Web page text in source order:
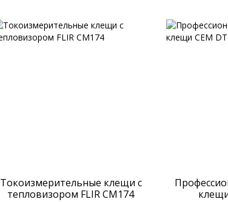
Токоизмерительные клещи с
тепловизором FLIR CM174